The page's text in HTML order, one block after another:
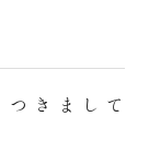
きまして